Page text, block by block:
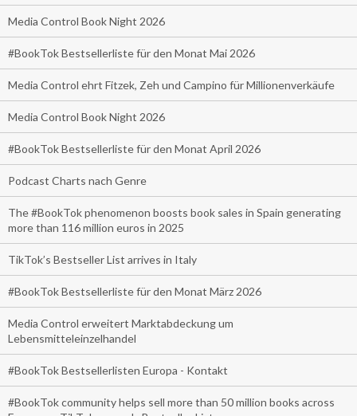
Media Control Book Night 2026
#BookTok Bestsellerliste für den Monat Mai 2026
Media Control ehrt Fitzek, Zeh und Campino für Millionenverkäufe
Media Control Book Night 2026
#BookTok Bestsellerliste für den Monat April 2026
Podcast Charts nach Genre
The #BookTok phenomenon boosts book sales in Spain generating
more than 116 million euros in 2025
TikTok’s Bestseller List arrives in Italy
#BookTok Bestsellerliste für den Monat März 2026
Media Control erweitert Marktabdeckung um
Lebensmitteleinzelhandel
#BookTok Bestsellerlisten Europa - Kontakt
#BookTok community helps sell more than 50 million books across